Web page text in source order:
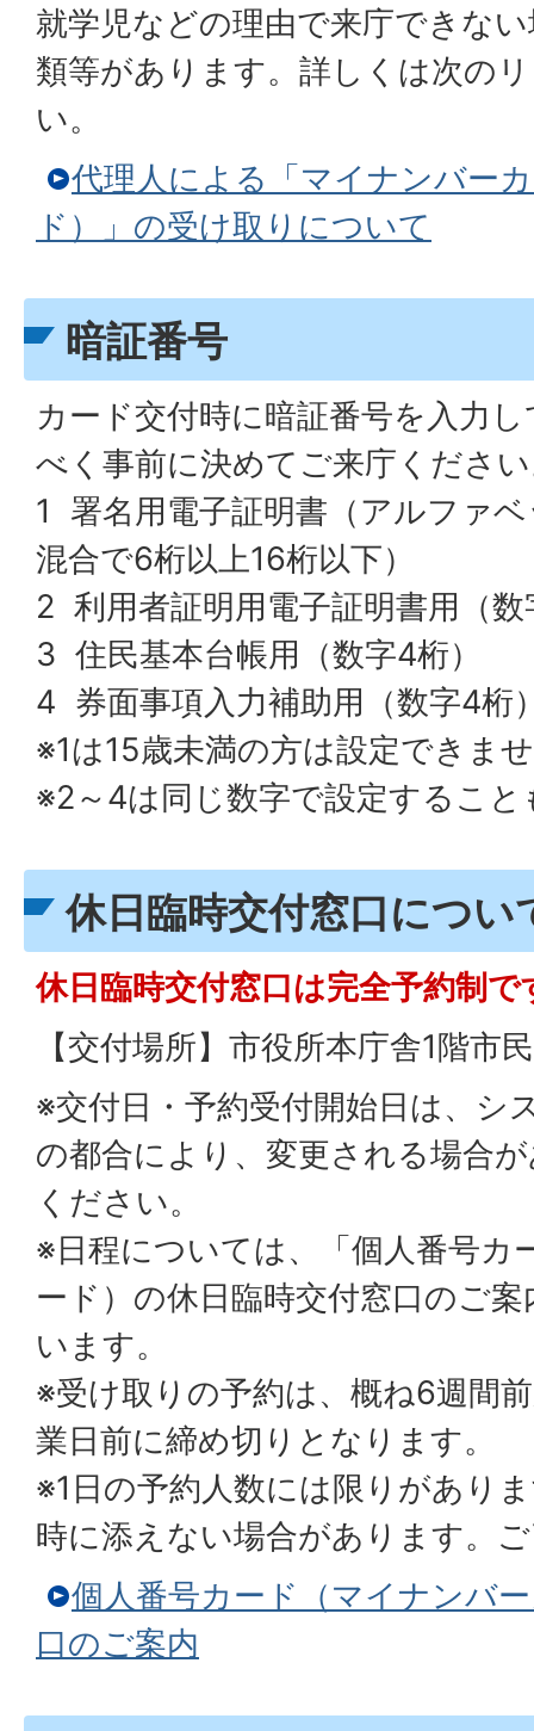
就学児などの理由で来庁できな
類等があります。詳しくは次の
い。
代理人による「マイナンバー
ド）」の受け取りについて
暗証番号
カード交付時に暗証番号を入力
べく事前に決めてご来庁くださ
1 署名用電子証明書（アルファ
混合で6桁以上16桁以下）
2 利用者証明用電子証明書用（
3 住民基本台帳用（数字4桁）
4 券面事項入力補助用（数字4桁
※1は15歳未満の方は設定できま
※2～4は同じ数字で設定すること
休日臨時交付窓口につい
休日臨時交付窓口は完全予約制で
【交付場所】市役所本庁舎1階市
※交付日・予約受付開始日は、シ
の都合により、変更される場合
ください。
※日程については、「個人番号カ
ード）の休日臨時交付窓口のご
います。
※受け取りの予約は、概ね6週間
業日前に締め切りとなります。
※1日の予約人数には限りがあり
時に添えない場合があります。
個人番号カード（マイナンバ
口のご案内